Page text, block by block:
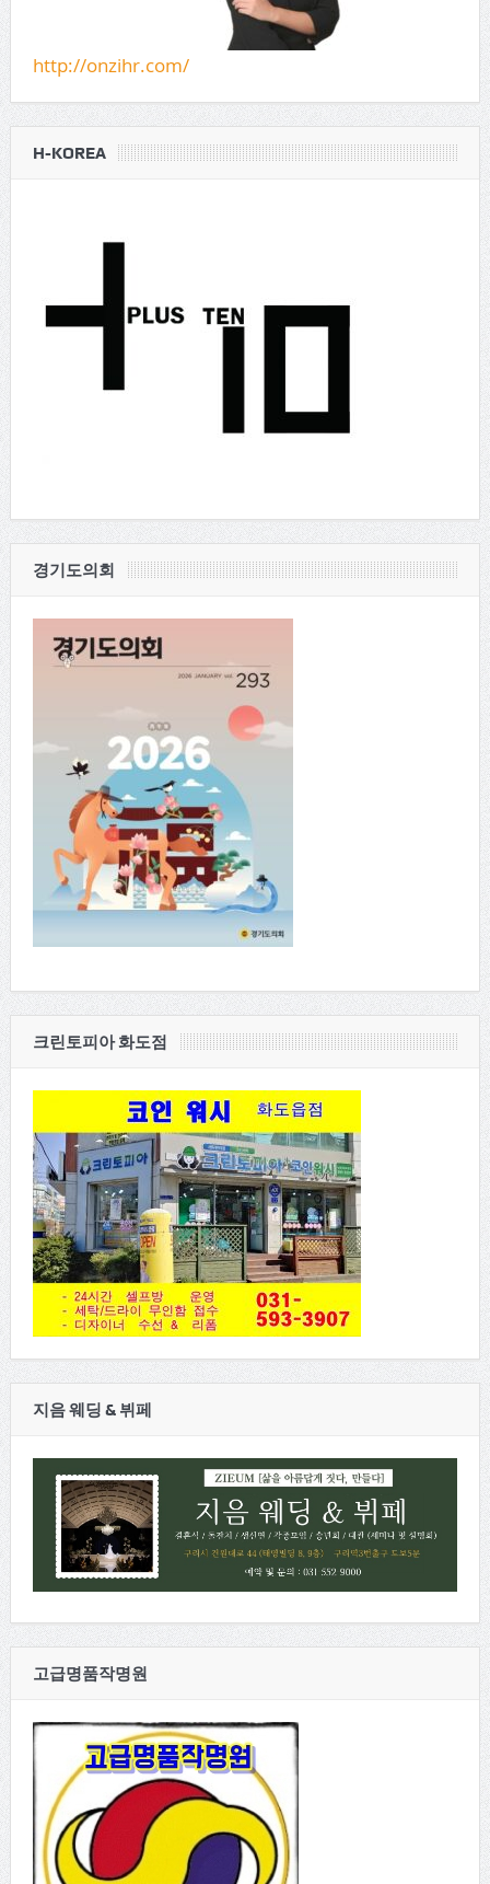
http://onzihr.com/
H-KOREA
경기도의회
크린토피아 화도점
지음 웨딩 & 뷔페
고급명품작명원